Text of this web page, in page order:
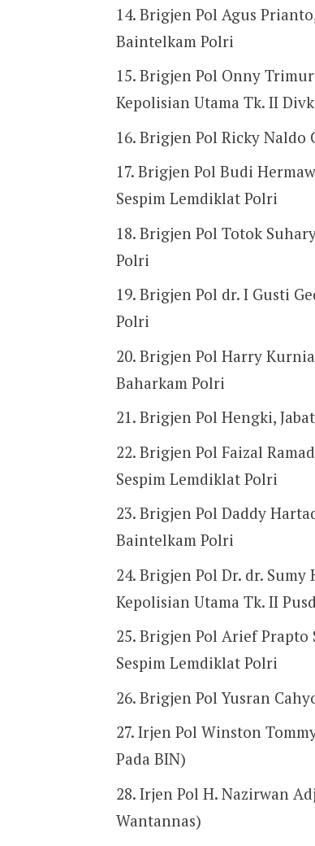
Brigjen Pol Agus
Baintelkam Polri
Brigjen Pol Onny
Kepolisian Utama Tk. II
Brigjen Pol Ricky Naldo
Brigjen Pol Budi
Sespim Lemdiklat Polri
Brigjen Pol Totok
Polri
Brigjen Pol dr. I Gusti
Polri
Brigjen Pol Harry
Baharkam Polri
Brigjen Pol Hengki,
Brigjen Pol Faizal
Sespim Lemdiklat Polri
Brigjen Pol Daddy
Baintelkam Polri
Brigjen Pol Dr. dr. Sumy
Kepolisian Utama Tk. II
Brigjen Pol Arief Prapto
Sespim Lemdiklat Polri
Brigjen Pol Yusran
Irjen Pol Winston
Pada BIN)
Irjen Pol H. Nazirwan
Wantannas)